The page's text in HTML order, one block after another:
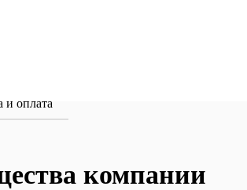
и оплата
компании